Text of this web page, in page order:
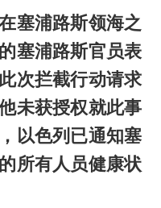
塞浦路斯领海之
塞浦路斯官员表
次拦截行动请求
未获授权就此事
以色列已通知塞
所有人员健康状